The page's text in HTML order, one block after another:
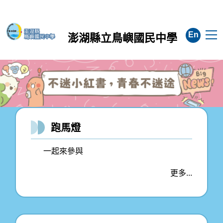
主
容
區
澎湖縣立鳥嶼國民中學 En
跑馬燈
[交通安全宣導]十次車禍九次快！超速
限行駛，安全是回家唯一的路
學校願景 健康快樂 多元創新 互助合
群
國家防災日全民地震避難演練，抗震保
命3步驟「趴下、掩護、穩住」，大家
一起來參與
更多...